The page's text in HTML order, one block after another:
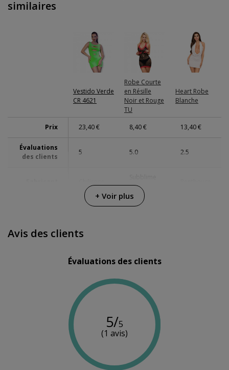
similaires
Vestido Verde
CR 4621
Robe Courte
en Résille
Noir et Rouge
TU
Heart Robe
Blanche
Prix 23,40 € 8,40 € 13,40 €
Évaluations
des clients
5 5.0 2.5
Fetish
Vert Noir
+ Voir plus
Avis des clients
Évaluations des clients
5/5
(1 avis)